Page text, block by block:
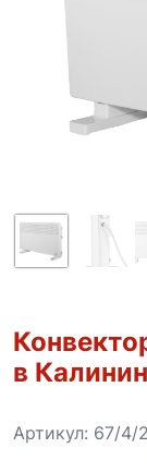
в
Артикул: 67/4/